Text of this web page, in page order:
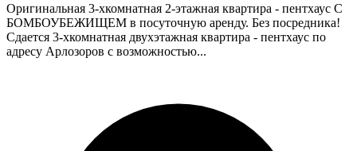
Оригинальная 3-хкомнатная 2-этажная квартира - пентхаус С
БОМБОУБЕЖИЩЕМ в посуточную аренду. Без посредника!
Сдается 3-хкомнатная двухэтажная квартира - пентхаус по
адресу Арлозоров с возможностью...